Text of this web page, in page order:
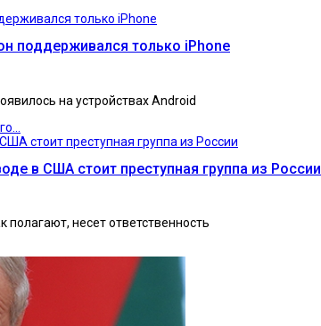
поддерживался только iPhone
на устройствах Android
в США стоит преступная группа из России
полагают, несет ответственность